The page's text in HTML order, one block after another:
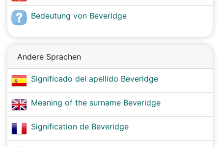
Bedeutung von Beveridge
Andere Sprachen
Significado del apellido Beveridge
Meaning of the surname Beveridge
Signification de Beveridge